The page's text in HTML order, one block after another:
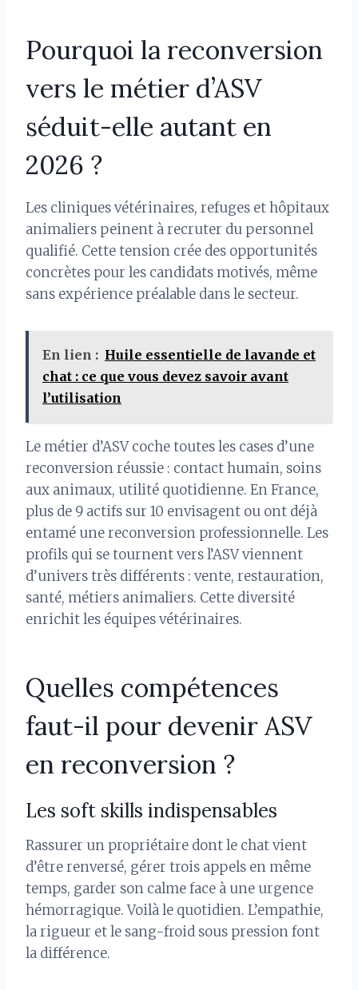
Pourquoi la reconversion
vers le métier d’ASV
séduit-elle autant en
2026 ?
Les cliniques vétérinaires, refuges et hôpitaux
animaliers peinent à recruter du personnel
qualifié. Cette tension crée des opportunités
concrètes pour les candidats motivés, même
sans expérience préalable dans le secteur.
En lien : Huile essentielle de lavande et
chat : ce que vous devez savoir avant
l’utilisation
Le métier d’ASV coche toutes les cases d’une
reconversion réussie : contact humain, soins
aux animaux, utilité quotidienne. En France,
plus de 9 actifs sur 10 envisagent ou ont déjà
entamé une reconversion professionnelle. Les
profils qui se tournent vers l’ASV viennent
d’univers très différents : vente, restauration,
santé, métiers animaliers. Cette diversité
enrichit les équipes vétérinaires.
Quelles compétences
faut-il pour devenir ASV
en reconversion ?
Les soft skills indispensables
Rassurer un propriétaire dont le chat vient
d’être renversé, gérer trois appels en même
temps, garder son calme face à une urgence
hémorragique. Voilà le quotidien. L’empathie,
la rigueur et le sang-froid sous pression font
la différence.